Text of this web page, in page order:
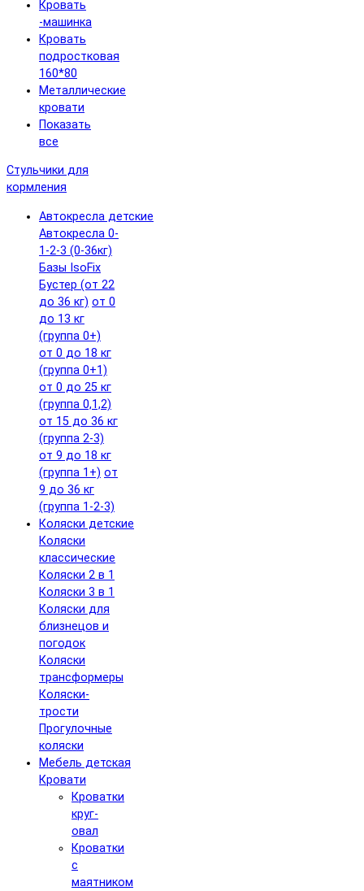
Кровать
-машинка
Кровать
подростковая
160*80
Металлические
кровати
Показать
все
Стульчики для
кормления
Автокресла детские
Автокресла 0-
1-2-3 (0-36кг)
Базы IsoFix
Бустер (от 22
до 36 кг) от 0
до 13 кг
(группа 0+)
от 0 до 18 кг
(группа 0+1)
от 0 до 25 кг
(группа 0,1,2)
от 15 до 36 кг
(группа 2-3)
от 9 до 18 кг
(группа 1+) от
9 до 36 кг
(группа 1-2-3)
Коляски детские
Коляски
классические
Коляски 2 в 1
Коляски 3 в 1
Коляски для
близнецов и
погодок
Коляски
трансформеры
Коляски-
трости
Прогулочные
коляски
Мебель детская
Кровати
Кроватки
круг-
овал
Кроватки
с
маятником